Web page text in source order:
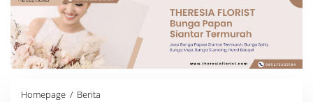
Homepage / Berita